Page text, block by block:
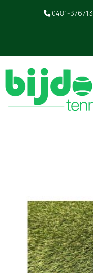
0481-376713